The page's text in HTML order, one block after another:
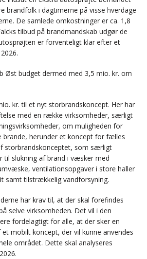
brandfolk i dagtimerne på visse hverdage
De samlede omkostninger er ca. 1,8
tilbud på brandmandskab udgør de
er forventeligt klar efter et
Øst budget dermed med 3,5 mio. kr. om
kr. til et nyt storbrandskoncept. Her har
med en række virksomheder, særligt
om muligheden for
brande, herunder et koncept for fælles
storbrandskonceptet, som særligt
til slukning af brand i væsker med
ventilationsopgaver i store haller
samt tilstrækkelig vandforsyning.
har krav til, at der skal forefindes
selve virksomheden. Det vil i den
fordelagtigt for alle, at der sker en
mobilt koncept, der vil kunne anvendes
området. Dette skal analyseres